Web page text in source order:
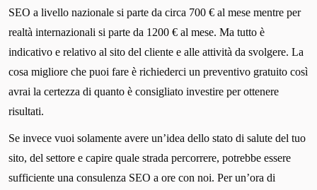
SEO a livello nazionale si parte da circa 700 € al mese mentre per
realtà internazionali si parte da 1200 € al mese. Ma tutto è
indicativo e relativo al sito del cliente e alle attività da svolgere. La
cosa migliore che puoi fare è richiederci un preventivo gratuito così
avrai la certezza di quanto è consigliato investire per ottenere
risultati.
Se invece vuoi solamente avere un’idea dello stato di salute del tuo
sito, del settore e capire quale strada percorrere, potrebbe essere
sufficiente una consulenza SEO a ore con noi. Per un’ora di